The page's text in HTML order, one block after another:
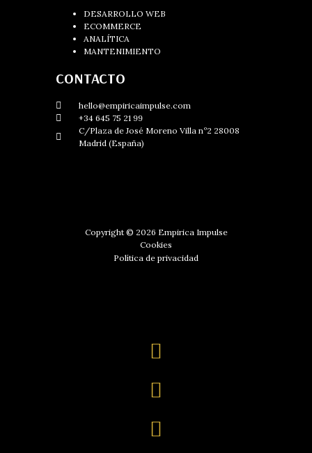
DESARROLLO WEB
ECOMMERCE
ANALÍTICA
MANTENIMIENTO
CONTACTO
hello@empiricaimpulse.com
+34 645 75 21 99
C/Plaza de José Moreno Villa nº2 28008
Madrid (España)
Copyright © 2026 Empirica Impulse
Cookies
Política de privacidad